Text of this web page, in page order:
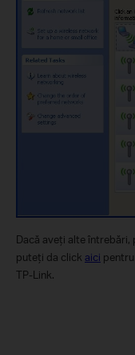
Dacă aveţi alte
puteţi da click aici
TP-Link.